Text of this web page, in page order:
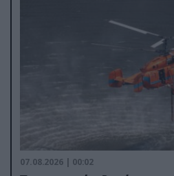
07.08.2026 | 00:02